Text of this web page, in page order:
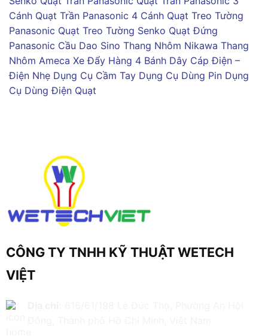
Cánh Quạt Trần Panasonic 4 Cánh Quạt Treo Tường
Panasonic Quạt Treo Tường Senko Quạt Đứng
Panasonic Cầu Dao Sino Thang Nhôm Nikawa Thang
Nhôm Ameca Xe Đẩy Hàng 4 Bánh Dây Cáp Điện –
Điện Nhẹ Dụng Cụ Cầm Tay Dụng Cụ Dùng Pin Dụng
Cụ Dùng Điện Quạt
CÔNG TY TNHH KỸ THUẬT WETECH
VIỆT